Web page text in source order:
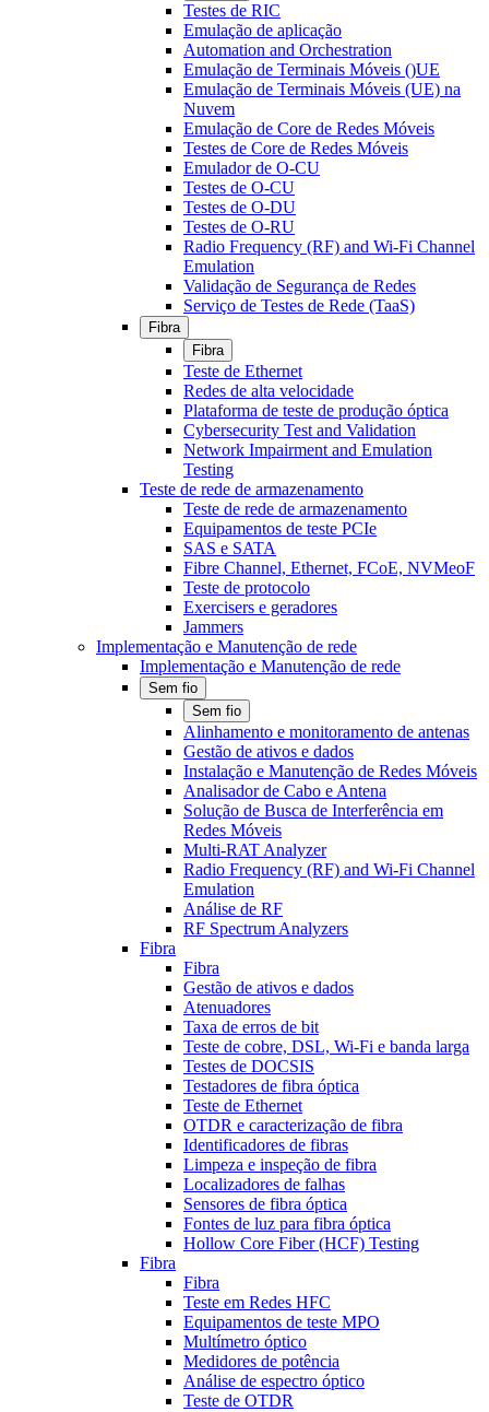
Testes de RIC
Emulação de aplicação
Automation and Orchestration
Emulação de Terminais Móveis ()UE
Emulação de Terminais Móveis (UE) na
Nuvem
Emulação de Core de Redes Móveis
Testes de Core de Redes Móveis
Emulador de O-CU
Testes de O-CU
Testes de O-DU
Testes de O-RU
Radio Frequency (RF) and Wi-Fi Channel
Emulation
Validação de Segurança de Redes
Serviço de Testes de Rede (TaaS)
Fibra
Fibra
Teste de Ethernet
Redes de alta velocidade
Plataforma de teste de produção óptica
Cybersecurity Test and Validation
Network Impairment and Emulation
Testing
Teste de rede de armazenamento
Teste de rede de armazenamento
Equipamentos de teste PCIe
SAS e SATA
Fibre Channel, Ethernet, FCoE, NVMeoF
Teste de protocolo
Exercisers e geradores
Jammers
Implementação e Manutenção de rede
Implementação e Manutenção de rede
Sem fio
Sem fio
Alinhamento e monitoramento de antenas
Gestão de ativos e dados
Instalação e Manutenção de Redes Móveis
Analisador de Cabo e Antena
Solução de Busca de Interferência em
Redes Móveis
Multi-RAT Analyzer
Radio Frequency (RF) and Wi-Fi Channel
Emulation
Análise de RF
RF Spectrum Analyzers
Fibra
Fibra
Gestão de ativos e dados
Atenuadores
Taxa de erros de bit
Teste de cobre, DSL, Wi-Fi e banda larga
Testes de DOCSIS
Testadores de fibra óptica
Teste de Ethernet
OTDR e caracterização de fibra
Identificadores de fibras
Limpeza e inspeção de fibra
Localizadores de falhas
Sensores de fibra óptica
Fontes de luz para fibra óptica
Hollow Core Fiber (HCF) Testing
Fibra
Fibra
Teste em Redes HFC
Equipamentos de teste MPO
Multímetro óptico
Medidores de potência
Análise de espectro óptico
Teste de OTDR